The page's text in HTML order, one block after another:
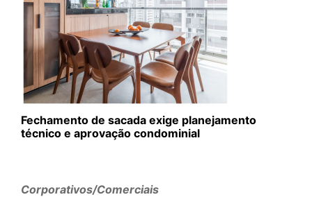
Fechamento de sacada exige planejamento
técnico e aprovação condominial
Corporativos/Comerciais